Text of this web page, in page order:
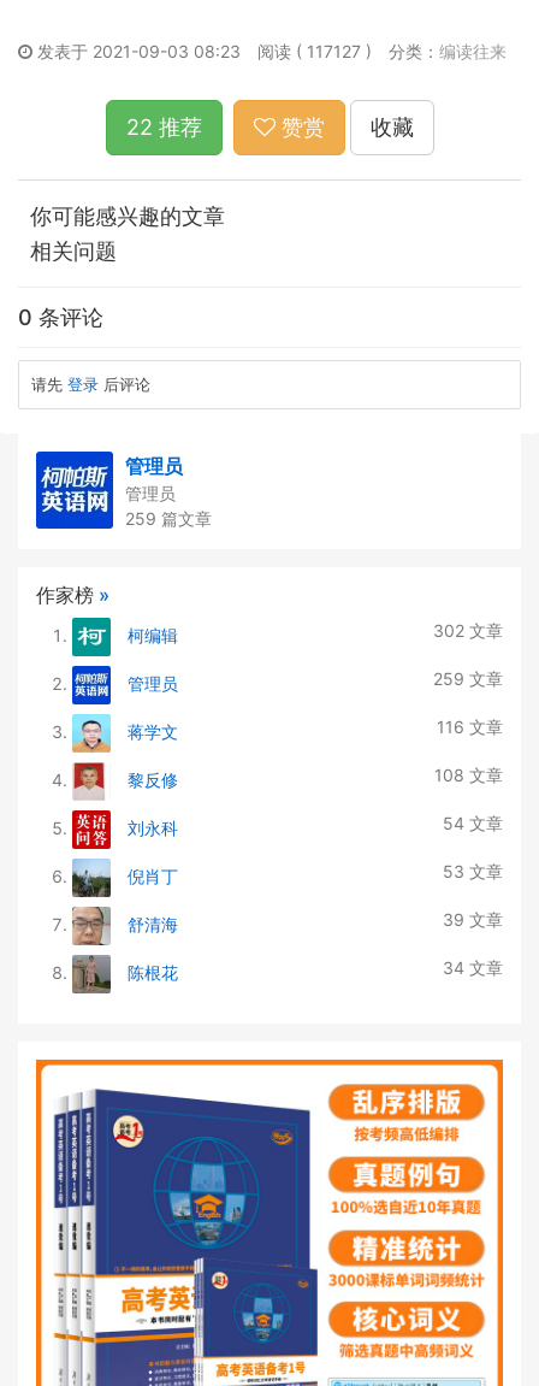
发表于 2021-09-03 08:23 阅读 ( 117127 ) 分类： 编读往来
22 推荐 赞赏 收藏
你可能感兴趣的文章
相关问题
0 条评论
请先 登录 后评论
管理员
管理员
259 篇文章
作家榜 »
柯编辑 302 文章
管理员 259 文章
蒋学文 116 文章
黎反修 108 文章
刘永科 54 文章
倪肖丁 53 文章
舒清海 39 文章
陈根花 34 文章